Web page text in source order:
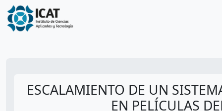
ESCALAMIENTO DE UN
EN PELÍCULAS